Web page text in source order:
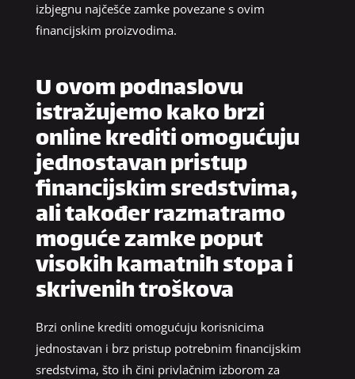
izbjegnu najčešće zamke povezane s ovim
financijskim proizvodima.
U ovom podnaslovu
istražujemo kako brzi
online krediti omogućuju
jednostavan pristup
financijskim sredstvima,
ali također razmatramo
moguće zamke poput
visokih kamatnih stopa i
skrivenih troškova
Brzi online krediti omogućuju korisnicima
jednostavan i brz pristup potrebnim financijskim
sredstvima, što ih čini privlačnim izborom za